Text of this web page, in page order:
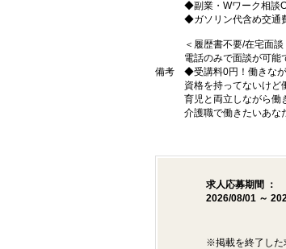
◆副業・Wワーク相談
◆ガソリン代含め交通
＜履歴書不要/在宅面談
電話のみで面談が可能
備考
◆受講料0円！働きな
資格を持ってないけ
育児と両立しながら働
介護職で働きたいあな
求人応募期間 ：
2026/08/01 ～
※掲載を終了した